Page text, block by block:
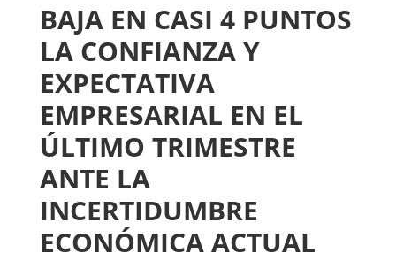
BAJA EN CASI 4 PUNTOS
LA CONFIANZA Y
EXPECTATIVA
EMPRESARIAL EN EL
ÚLTIMO TRIMESTRE
ANTE LA
INCERTIDUMBRE
ECONÓMICA ACTUAL